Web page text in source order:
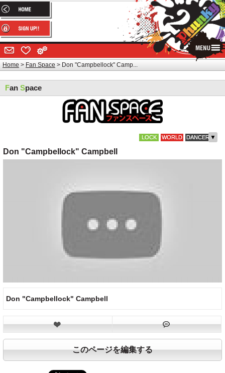
Home Fan Space Don "Campbellock" Camp...
Fan Space
LOCK WORLD DANCER ▼
Don "Campbellock" Campbell
Don "Campbellock" Campbell
このページを編集する